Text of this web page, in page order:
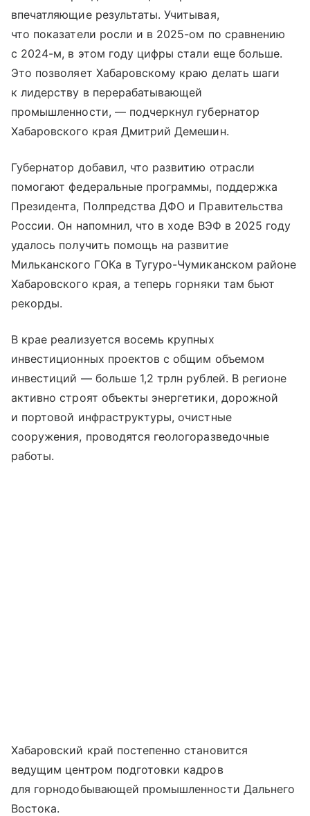
впечатляющие результаты. Учитывая,
что показатели росли и в 2025-ом по сравнению
с 2024-м, в этом году цифры стали еще больше.
Это позволяет Хабаровскому краю делать шаги
к лидерству в перерабатывающей
промышленности, — подчеркнул губернатор
Хабаровского края Дмитрий Демешин.
Губернатор добавил, что развитию отрасли
помогают федеральные программы, поддержка
Президента, Полпредства ДФО и Правительства
России. Он напомнил, что в ходе ВЭФ в 2025 году
удалось получить помощь на развитие
Мильканского ГОКа в Тугуро-Чумиканском районе
Хабаровского края, а теперь горняки там бьют
рекорды.
В крае реализуется восемь крупных
инвестиционных проектов с общим объемом
инвестиций — больше 1,2 трлн рублей. В регионе
активно строят объекты энергетики, дорожной
и портовой инфраструктуры, очистные
сооружения, проводятся геологоразведочные
работы.
Хабаровский край постепенно становится
ведущим центром подготовки кадров
для горнодобывающей промышленности Дальнего
Востока.